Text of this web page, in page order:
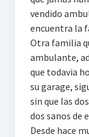
vendido
encuentra la
Otra familia
ambulante,
que todavia
su garage,
sin que las
dos sanos de
Desde hace